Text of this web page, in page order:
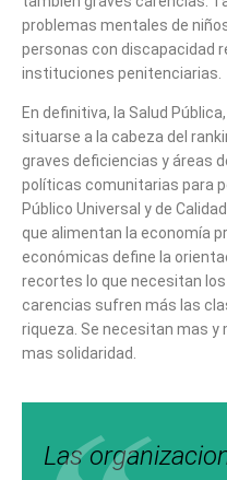
problemas mentales de
personas con discapacidad
instituciones penitenciarias.
En definitiva, la Salud
situarse a la cabeza del
graves deficiencias y áreas
políticas comunitarias para
Público Universal y de
que alimentan la economía
económicas define la
recortes lo que necesitan
carencias sufren más las
riqueza. Se necesitan mas y
mas solidaridad.
Las